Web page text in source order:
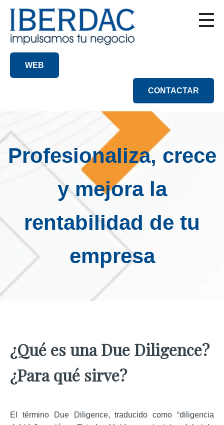
WEB
CONTACTAR
Profesionaliza, crece
y mejora la
rentabilidad de tu
empresa
¿Qué es una Due Diligence?
¿Para qué sirve?
El término Due Diligence, traducido como “diligencia